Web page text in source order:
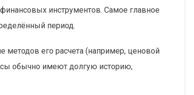
инструментов. Самое главное
период.
его расчета (например, ценовой
обычно имеют долгую историю,